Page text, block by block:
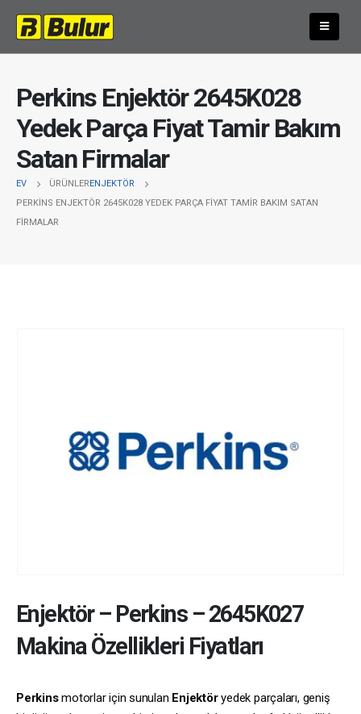
Perkins Enjektör 2645K028
Yedek Parça Fiyat Tamir Bakım
Satan Firmalar
EV ÜRÜNLERENJEKTÖR
PERKINS ENJEKTÖR 2645K028 YEDEK PARÇA FIYAT TAMIR BAKIM SATAN
FIRMALAR
Enjektör– Perkins–2645K027
Makina Özellikleri Fiyatları
Perkinsmotorlar için sunulan Enjektöryedek parçaları, geniş